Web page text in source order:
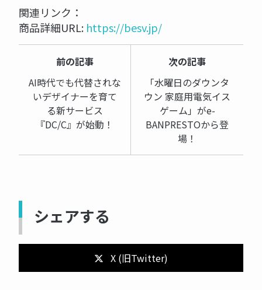
関連リンク：
商品詳細URL: https://besv.jp/
前の記事
AI時代でも代替されな
いデザイナーを育て
る新サービス
『DC/C』が始動！
次の記事
「水曜日のダウンタ
ウン 家庭用電気イス
ゲーム」がe-
BANPRESTOから登
場！
シェアする
X (旧Twitter)